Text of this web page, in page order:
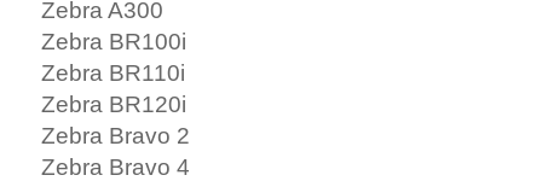
Zebra A300
Zebra BR100i
Zebra BR110i
Zebra BR120i
Zebra Bravo 2
Zebra Bravo 4